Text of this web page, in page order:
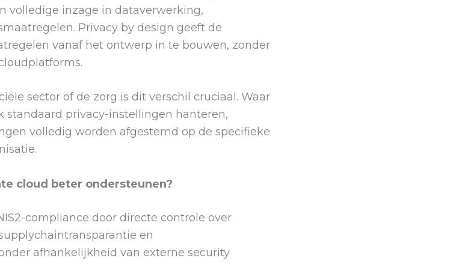
volledige inzage in dataverwerking,
Privacy by design geeft de
vanaf het ontwerp in te bouwen, zonder
sector of de zorg is dit verschil cruciaal. Waar
standaard privacy-instellingen hanteren,
volledig worden afgestemd op de specifieke
cloud beter ondersteunen?
compliance door directe controle over
en
afhankelijkheid van externe security